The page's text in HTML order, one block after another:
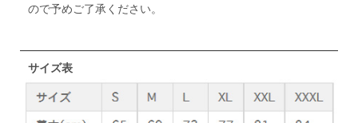
ので予めご了承ください。
サイズ表